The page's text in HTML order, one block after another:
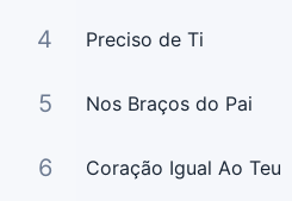
4 Preciso de Ti
5 Nos Braços do Pai
6 Coração Igual Ao Teu